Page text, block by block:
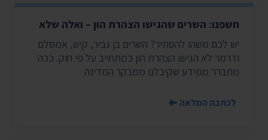
חשפנו: השרים שהגישו הצהרת הון – ואלה שלא
יש לכם משהו להסתיר? השרים בן גביר, קיש, אמסלם
ודרמר לא הגישו הצהרת הון כמתחייב על פי חוק. ככה
מתברר ממידע שקיבלנו ממבקר המדינה
לכתבה המלאה